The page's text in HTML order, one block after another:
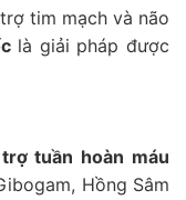
tim mạch và não
là giải pháp được
tuần hoàn máu
Hồng Sâm